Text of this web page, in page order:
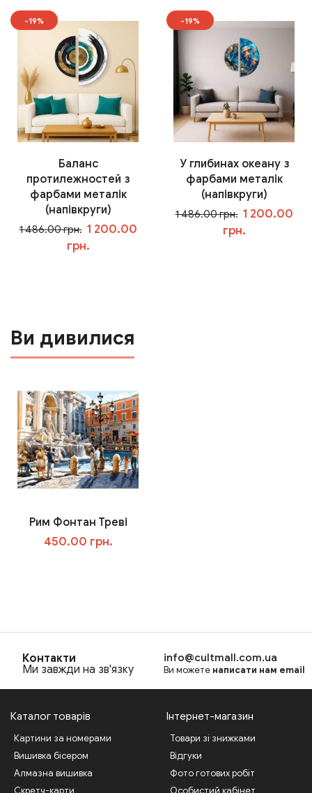
-19%
Баланс
протилежностей з
фарбами металік
(напівкруги)
1 486.00 грн. 1 200.00
грн.
-19%
У глибинах океану з
фарбами металік
(напівкруги)
1 486.00 грн. 1 200.00
грн.
Ви дивилися
Рим Фонтан Треві
450.00 грн.
Контакти
Ми завжди на зв'язку
info@cultmall.com.ua
Ви можете написати нам email
Каталог товарів
Картини за номерами
Вишивка бісером
Алмазна вишивка
Скретч-карти
Інтернет-магазин
Товари зі знижками
Відгуки
Фото готових робіт
Особистий кабінет